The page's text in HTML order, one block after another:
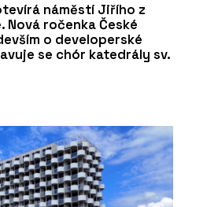
náměstí Jiřího z
Nová ročenka České
o developerské
se chór katedrály sv.